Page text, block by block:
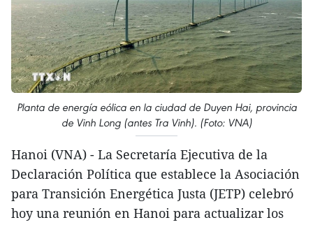
Planta de energía eólica en la ciudad de Duyen Hai, provincia
de Vinh Long (antes Tra Vinh). (Foto: VNA)
Hanoi (VNA) - La Secretaría Ejecutiva de la
Declaración Política que establece la Asociación
para Transición Energética Justa (JETP) celebró
hoy una reunión en Hanoi para actualizar los